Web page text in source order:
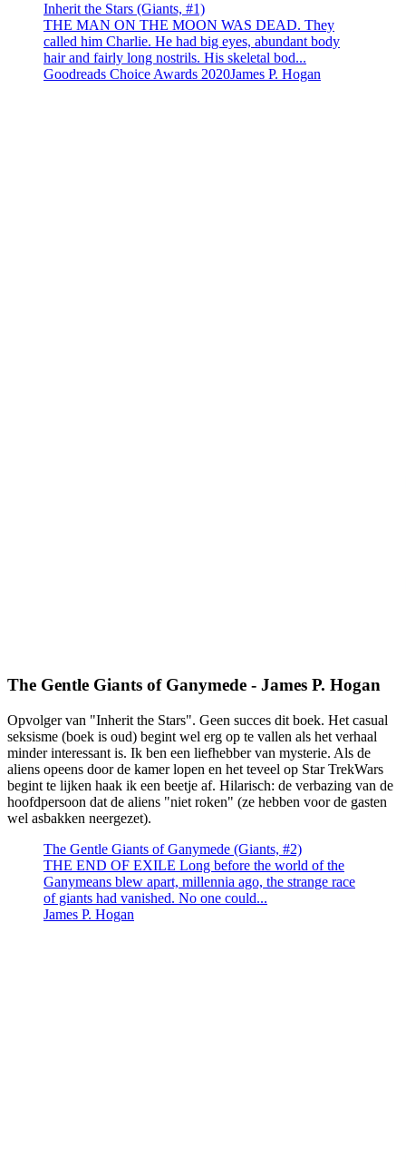
Inherit the Stars (Giants, #1)
THE MAN ON THE MOON WAS DEAD. They
called him Charlie. He had big eyes, abundant body
hair and fairly long nostrils. His skeletal bod...
Goodreads Choice Awards 2020James P. Hogan
The Gentle Giants of Ganymede - James P. Hogan
Opvolger van "Inherit the Stars". Geen succes dit boek. Het casual
seksisme (boek is oud) begint wel erg op te vallen als het verhaal
minder interessant is. Ik ben een liefhebber van mysterie. Als de
aliens opeens door de kamer lopen en het teveel op Star TrekWars
begint te lijken haak ik een beetje af. Hilarisch: de verbazing van de
hoofdpersoon dat de aliens "niet roken" (ze hebben voor de gasten
wel asbakken neergezet).
The Gentle Giants of Ganymede (Giants, #2)
THE END OF EXILE Long before the world of the
Ganymeans blew apart, millennia ago, the strange race
of giants had vanished. No one could...
James P. Hogan